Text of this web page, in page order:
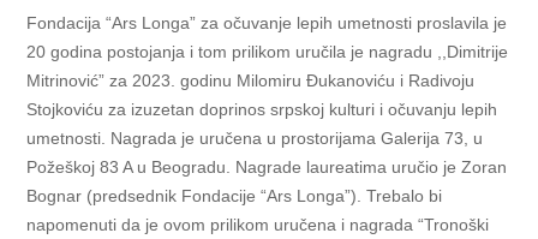
Fondacija “Ars Longa” za očuvanje lepih umetnosti proslavila je
20 godina postojanja i tom prilikom uručila je nagradu ,,Dimitrije
Mitrinović” za 2023. godinu Milomiru Đukanoviću i Radivoju
Stojkoviću za izuzetan doprinos srpskoj kulturi i očuvanju lepih
umetnosti. Nagrada je uručena u prostorijama Galerija 73, u
Požeškoj 83 A u Beogradu. Nagrade laureatima uručio je Zoran
Bognar (predsednik Fondacije “Ars Longa”). Trebalo bi
napomenuti da je ovom prilikom uručena i nagrada “Tronoški